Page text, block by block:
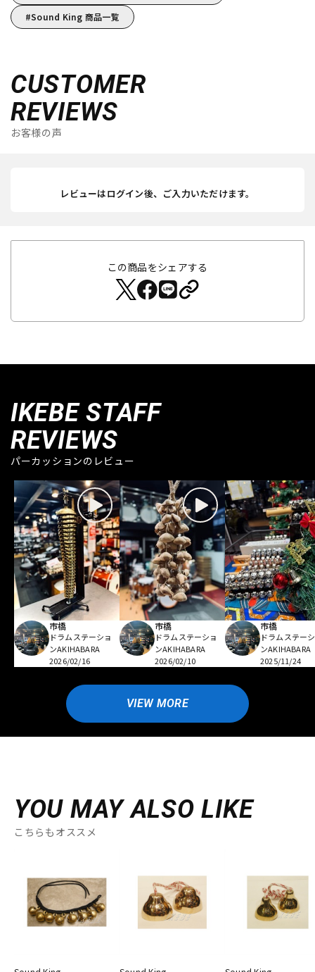
Sound King 商品一覧
CUSTOMER
REVIEWS
お客様の声
レビューはログイン後、ご入力いただけます。
この商品をシェアする
IKEBE STAFF
REVIEWS
パーカッションのレビュー
市橋
ドラムステーショ
ンAKIHABARA
2026/02/16
市橋
ドラムステーショ
ンAKIHABARA
2026/02/10
市橋
ドラムステー
ンAKIHABARA
2025/11/24
VIEW MORE
YOU MAY ALSO LIKE
こちらもオススメ